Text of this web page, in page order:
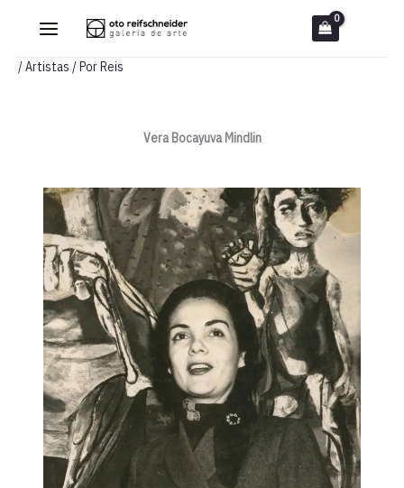
/Artistas / PorReis
Vera Bocayuva Mindlin